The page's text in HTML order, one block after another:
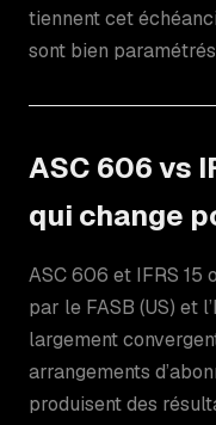
tiennent cet
sont bien
ASC 606 vs
qui change
ASC 606 et IFRS 15
par le FASB (US) et
largement
arrangements
produisent des